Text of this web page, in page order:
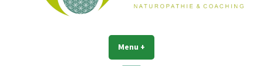
Redeviens-toi Menu +